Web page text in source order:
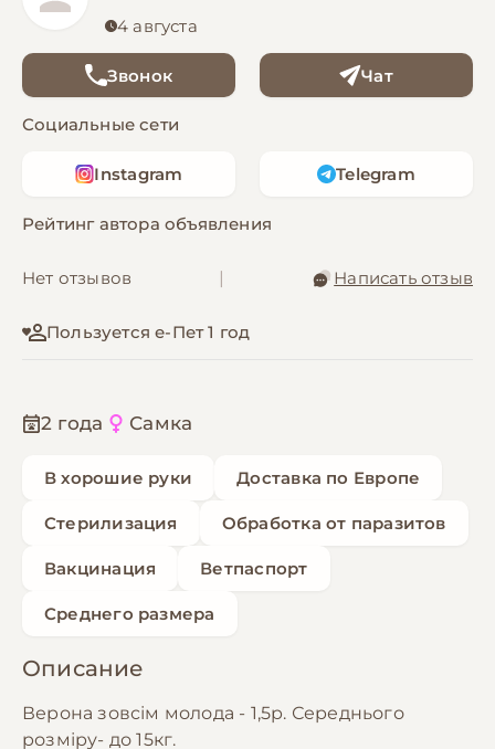
4 августа
Звонок Чат
Социальные сети
Instagram Telegram
Рейтинг автора объявления
Нет отзывов Написать отзыв
Пользуется е-Пет 1 год
2 года Самка
В хорошие руки Доставка по Европе
Стерилизация Обработка от паразитов
Вакцинация Ветпаспорт
Среднего размера
Описание
Верона зовсім молода - 1,5р. Середнього
розміру- до 15кг.